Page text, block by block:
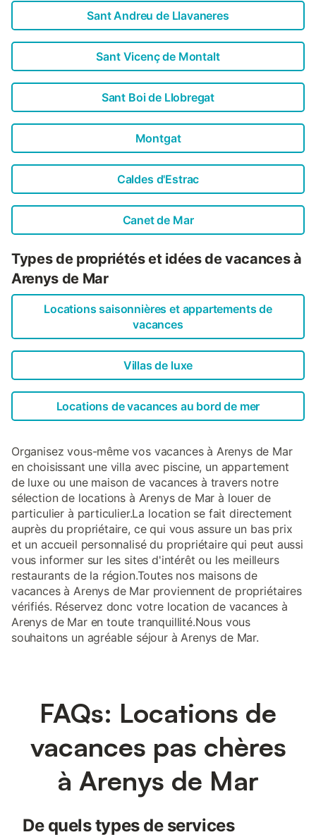
Sant Andreu de Llavaneres
Sant Vicenç de Montalt
Sant Boi de Llobregat
Montgat
Caldes d'Estrac
Canet de Mar
Types de propriétés et idées de vacances à
Arenys de Mar
Locations saisonnières et appartements de
vacances
Villas de luxe
Locations de vacances au bord de mer
Organisez vous-même vos vacances à Arenys de Mar
en choisissant une villa avec piscine, un appartement
de luxe ou une maison de vacances à travers notre
sélection de locations à Arenys de Mar à louer de
particulier à particulier.La location se fait directement
auprès du propriétaire, ce qui vous assure un bas prix
et un accueil personnalisé du propriétaire qui peut aussi
vous informer sur les sites d'intérêt ou les meilleurs
restaurants de la région.Toutes nos maisons de
vacances à Arenys de Mar proviennent de propriétaires
vérifiés. Réservez donc votre location de vacances à
Arenys de Mar en toute tranquillité.Nous vous
souhaitons un agréable séjour à Arenys de Mar.
FAQs: Locations de
vacances pas chères
à Arenys de Mar
De quels types de services